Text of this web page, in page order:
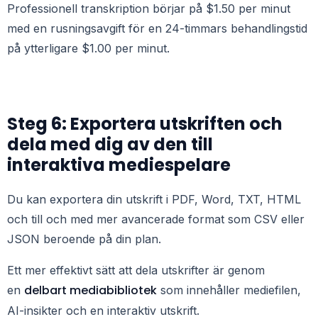
Professionell transkription börjar på $1.50 per minut
med en rusningsavgift för en 24-timmars behandlingstid
på ytterligare $1.00 per minut.
Steg 6: Exportera utskriften och
dela med dig av den till
interaktiva mediespelare
Du kan exportera din utskrift i PDF, Word, TXT, HTML
och till och med mer avancerade format som CSV eller
JSON beroende på din plan.
Ett mer effektivt sätt att dela utskrifter är genom
en delbart mediabibliotek som innehåller mediefilen,
AI-insikter och en interaktiv utskrift.